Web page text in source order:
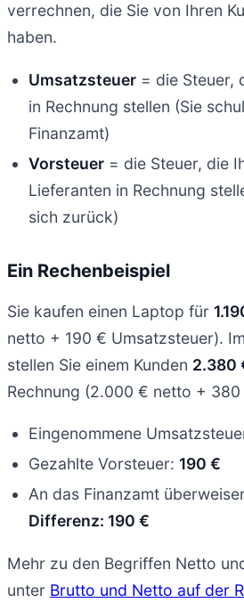
verrechnen, die Sie von Ihren
haben.
Umsatzsteuer = die Steuer,
in Rechnung stellen (Sie
Finanzamt)
Vorsteuer = die Steuer, die
Lieferanten in Rechnung
sich zurück)
Ein Rechenbeispiel
Sie kaufen einen Laptop für
netto + 190 € Umsatzsteuer).
stellen Sie einem Kunden 2.380
Rechnung (2.000 € netto +
Eingenommene
Gezahlte Vorsteuer: 190 €
An das Finanzamt
Differenz: 190 €
Mehr zu den Begriffen Netto
unter Brutto und Netto auf der